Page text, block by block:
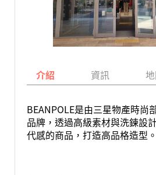
介紹 資訊
BEANPOLE是由三星物產時尚
品牌，透過高級素材與洗鍊設
代感的商品，打造高品格造型。